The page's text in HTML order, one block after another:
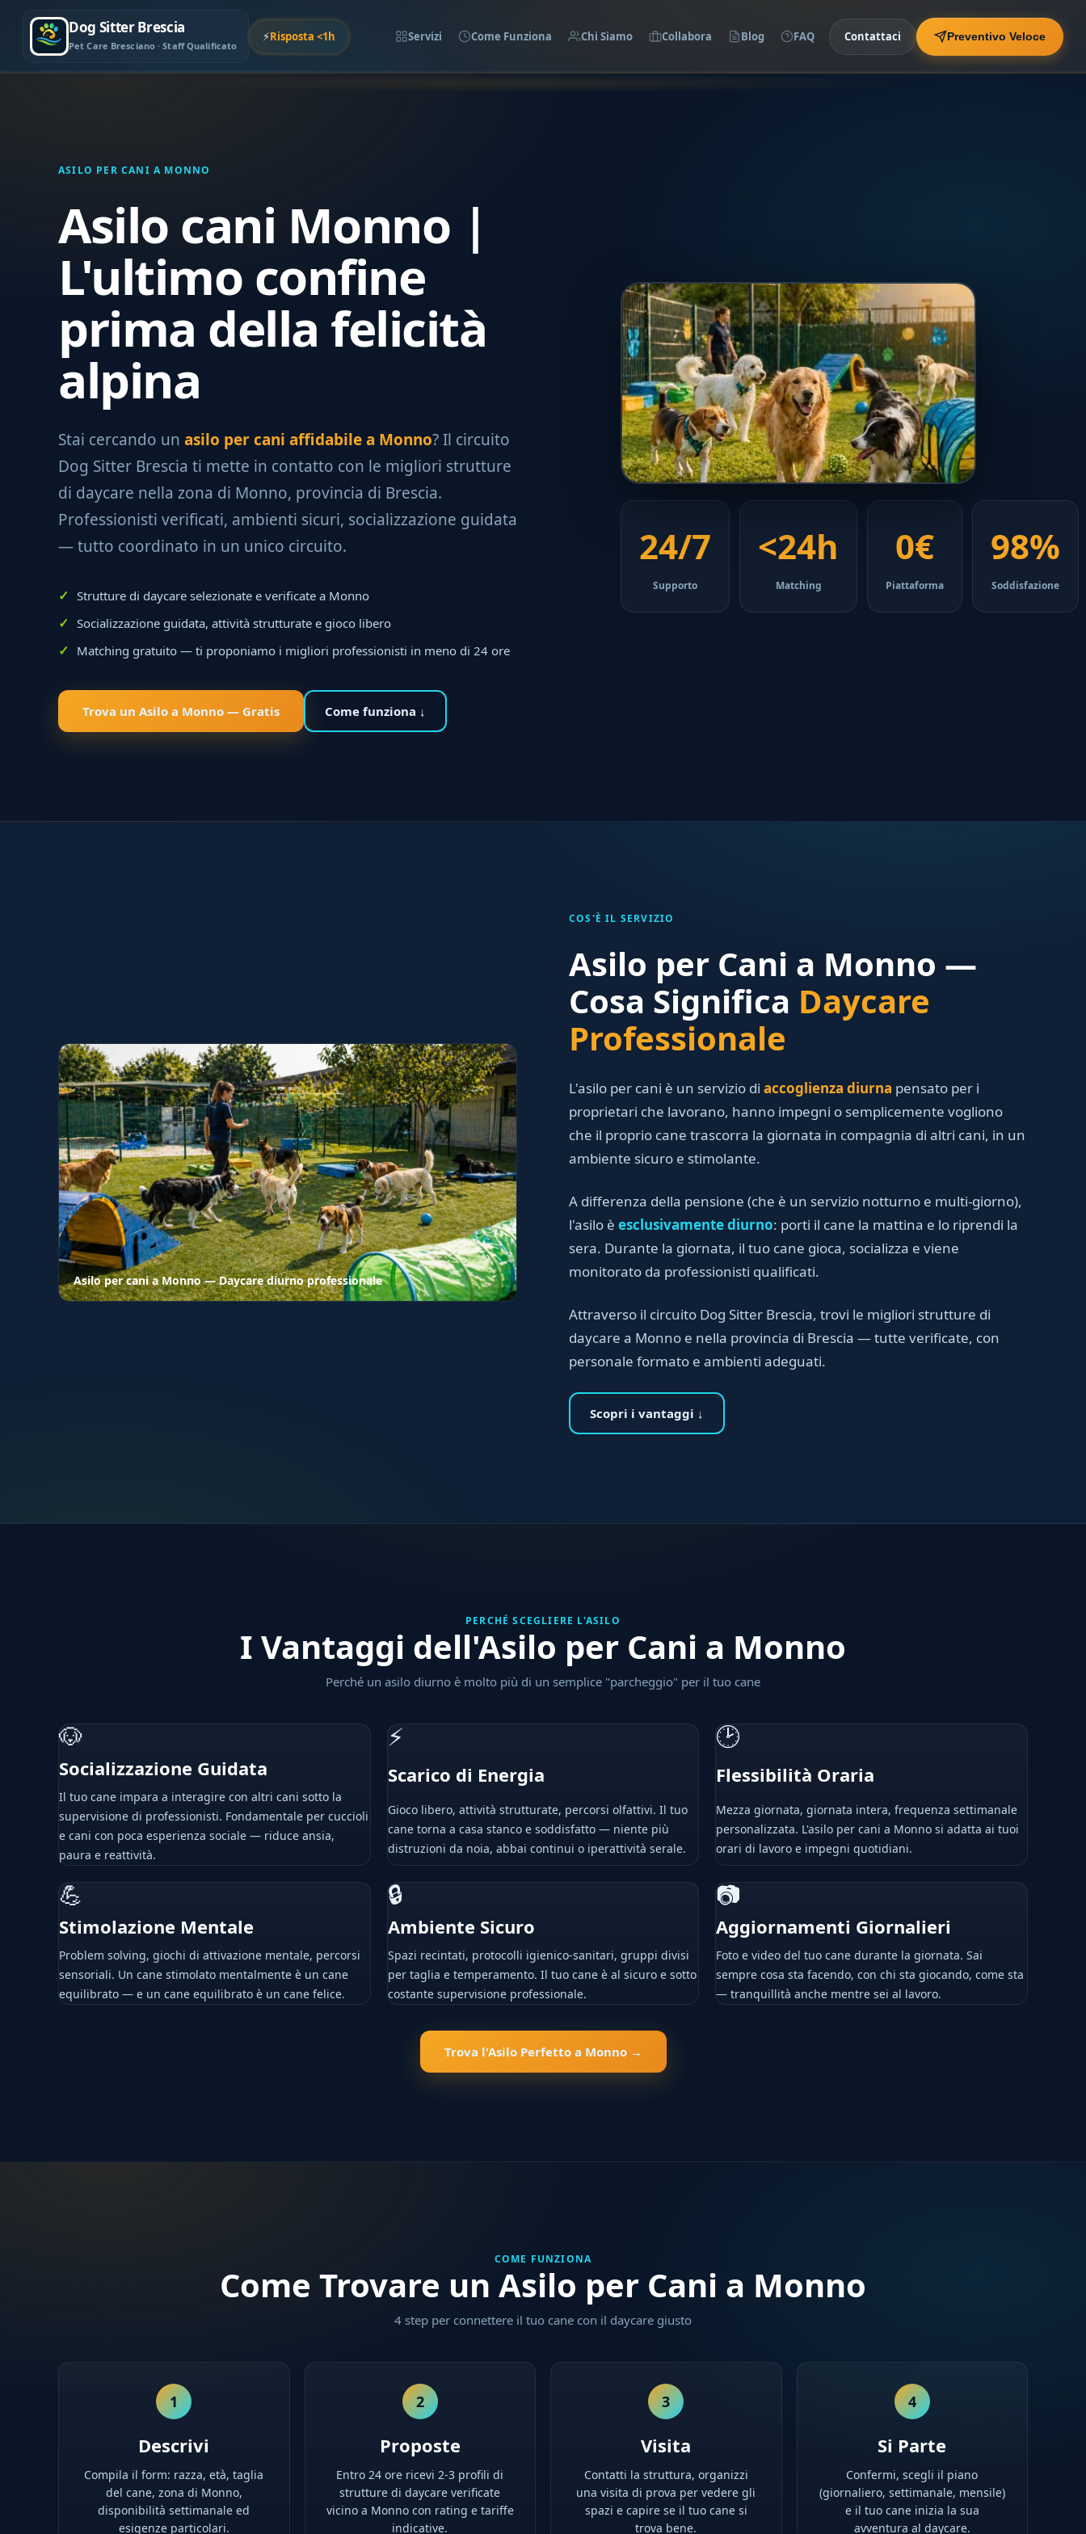
Dog Sitter Brescia
Pet Care Bresciano · Staff Qualificato
⚡Risposta <1h Servizi Come Funziona Chi Siamo Collabora Blog FAQ Contattaci Preventivo Veloce
ASILO PER CANI A MONNO
Asilo cani Monno |
L'ultimo confine
prima della felicità
alpina
Stai cercando un asilo per cani affidabile a Monno? Il circuito
Dog Sitter Brescia ti mette in contatto con le migliori strutture
di daycare nella zona di Monno, provincia di Brescia.
Professionisti verificati, ambienti sicuri, socializzazione guidata
— tutto coordinato in un unico circuito.
Strutture di daycare selezionate e verificate a Monno
Socializzazione guidata, attività strutturate e gioco libero
Matching gratuito — ti proponiamo i migliori professionisti in meno di 24 ore
Trova un Asilo a Monno — Gratis Come funziona ↓
24/7
Supporto
<24h
Matching
0€
Piattaforma
98%
Soddisfazione
Asilo per cani a Monno — Daycare diurno professionale
COS'È IL SERVIZIO
Asilo per Cani a Monno —
Cosa Significa Daycare
Professionale
L'asilo per cani è un servizio di accoglienza diurna pensato per i
proprietari che lavorano, hanno impegni o semplicemente vogliono
che il proprio cane trascorra la giornata in compagnia di altri cani, in un
ambiente sicuro e stimolante.
A differenza della pensione (che è un servizio notturno e multi-giorno),
l'asilo è esclusivamente diurno: porti il cane la mattina e lo riprendi la
sera. Durante la giornata, il tuo cane gioca, socializza e viene
monitorato da professionisti qualificati.
Attraverso il circuito Dog Sitter Brescia, trovi le migliori strutture di
daycare a Monno e nella provincia di Brescia — tutte verificate, con
personale formato e ambienti adeguati.
Scopri i vantaggi ↓
PERCHÉ SCEGLIERE L'ASILO
I Vantaggi dell'Asilo per Cani a Monno
Perché un asilo diurno è molto più di un semplice "parcheggio" per il tuo cane
🐶
Socializzazione Guidata
Il tuo cane impara a interagire con altri cani sotto la
supervisione di professionisti. Fondamentale per cuccioli
e cani con poca esperienza sociale — riduce ansia,
paura e reattività.
⚡
Scarico di Energia
Gioco libero, attività strutturate, percorsi olfattivi. Il tuo
cane torna a casa stanco e soddisfatto — niente più
distruzioni da noia, abbai continui o iperattività serale.
🕑
Flessibilità Oraria
Mezza giornata, giornata intera, frequenza settimanale
personalizzata. L'asilo per cani a Monno si adatta ai tuoi
orari di lavoro e impegni quotidiani.
💪
Stimolazione Mentale
Problem solving, giochi di attivazione mentale, percorsi
sensoriali. Un cane stimolato mentalmente è un cane
equilibrato — e un cane equilibrato è un cane felice.
🔒
Ambiente Sicuro
Spazi recintati, protocolli igienico-sanitari, gruppi divisi
per taglia e temperamento. Il tuo cane è al sicuro e sotto
costante supervisione professionale.
📷
Aggiornamenti Giornalieri
Foto e video del tuo cane durante la giornata. Sai
sempre cosa sta facendo, con chi sta giocando, come sta
— tranquillità anche mentre sei al lavoro.
Trova l'Asilo Perfetto a Monno →
COME FUNZIONA
Come Trovare un Asilo per Cani a Monno
4 step per connettere il tuo cane con il daycare giusto
1
Descrivi
Compila il form: razza, età, taglia
del cane, zona di Monno,
disponibilità settimanale ed
esigenze particolari.
2
Proposte
Entro 24 ore ricevi 2-3 profili di
strutture di daycare verificate
vicino a Monno con rating e tariffe
indicative.
3
Visita
Contatti la struttura, organizzi
una visita di prova per vedere gli
spazi e capire se il tuo cane si
trova bene.
4
Si Parte
Confermi, scegli il piano
(giornaliero, settimanale, mensile)
e il tuo cane inizia la sua
avventura al daycare.